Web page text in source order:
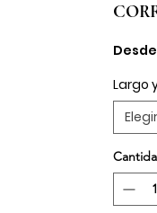
Desde
Largo
Elegir